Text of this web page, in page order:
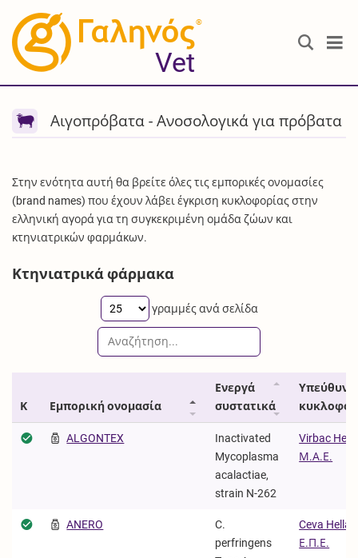
®
Vet
Αιγοπρόβατα - Ανοσολογικά για πρόβατα
Στην ενότητα αυτή θα βρείτε όλες τις εμπορικές ονομασίες
(brand names) που έχουν λάβει έγκριση κυκλοφορίας στην
ελληνική αγορά για τη συγκεκριμένη ομάδα ζώων και
κτηνιατρικών φαρμάκων.
Κτηνιατρικά φάρμακα
γραμμές ανά σελίδα
Κ Εμπορική ονομασία
Ενεργά
συστατικά
ALGONTEX
Inactivated
Mycoplasma
acalactiae,
strain N-262
Virbac
Μ.Α.Ε.
ANERO
C.
perfringens
Ceva Hellas
Ε.Π.Ε.